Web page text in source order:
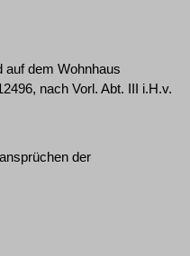
auf dem Wohnhaus
nach Vorl. Abt. III i.H.v.
der